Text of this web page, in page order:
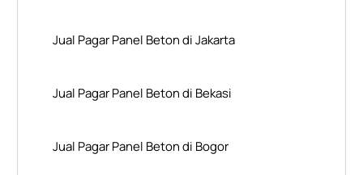
Jual Pagar Panel Beton di Jakarta
Jual Pagar Panel Beton di Bekasi
Jual Pagar Panel Beton di Bogor